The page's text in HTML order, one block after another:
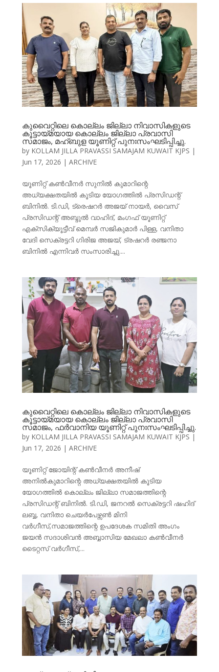
കുവൈറ്റിലെ കൊല്ലം ജില്ലാ നിവാസികളുടെ
കൂട്ടായ്മയായ കൊല്ലം ജില്ലാ പ്രവാസി
സമാജം, മഹ്ബുള യൂണിറ്റ് പുനഃസംഘടിപ്പിച്ചു.
by KOLLAM JILLA PRAVASSI SAMAJAM KUWAIT KJPS |
Jun 17, 2026 | ARCHIVE
യൂണിറ്റ് കൺവീനർ സുനിൽ കുമാറിന്റെ
അധ്യക്ഷതയിൽ കൂടിയ യോഗത്തിൽ പ്രസിഡന്റ്
ബിനിൽ. ടി.ഡി, ട്രെഷറർ അജയ് നായർ, വൈസ്
പ്രസിഡന്റ്‌ അബ്ദുൽ വാഹിദ്, മംഗഫ് യൂണിറ്റ്
എക്സിക്യൂട്ടീവ് മെമ്പർ സജികുമാർ പിള്ള, വനിതാ
വേദി സെക്രട്ടറി ഗിരിജ അജയ്, ട്രഷറർ രഞ്ജനാ
ബിനിൽ എന്നിവർ സംസാരിച്ചു....
കുവൈറ്റിലെ കൊല്ലം ജില്ലാ നിവാസികളുടെ
കൂട്ടായ്മയായ കൊല്ലം ജില്ലാ പ്രവാസി
സമാജം, ഫർവാനിയ യൂണിറ്റ് പുനഃസംഘടിപ്പിച്ചു.
by KOLLAM JILLA PRAVASSI SAMAJAM KUWAIT KJPS |
Jun 17, 2026 | ARCHIVE
യൂണിറ്റ് ജോയിന്റ് കൺവീനർ അനീഷ്
അനിൽകുമാറിന്റെ അധ്യക്ഷതയിൽ കൂടിയ
യോഗത്തിൽ കൊല്ലം ജില്ലാ സമാജത്തിന്റെ
പ്രസിഡന്റ് ബിനിൽ. ടി.ഡി, ജനറൽ സെക്രട്ടറി ഷഹിദ്
ലബ്ബ, വനിതാ ചെയർപേഴ്സൺ മിനി
വർഗീസ്,സമാജത്തിന്റെ ഉപദേശക സമിതി അംഗം
ജയൻ സദാശിവൻ അബ്ബാസിയ മേഖലാ കൺവീനർ
ടൈറ്റസ് വർഗീസ്,...